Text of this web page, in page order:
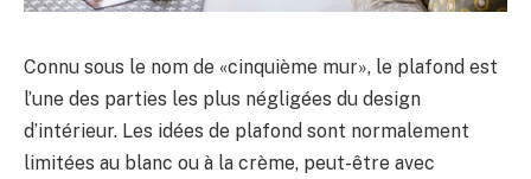
Connu sous le nom de «cinquième mur», le plafond est
l’une des parties les plus négligées du design
d’intérieur. Les idées de plafond sont normalement
limitées au blanc ou à la crème, peut-être avec